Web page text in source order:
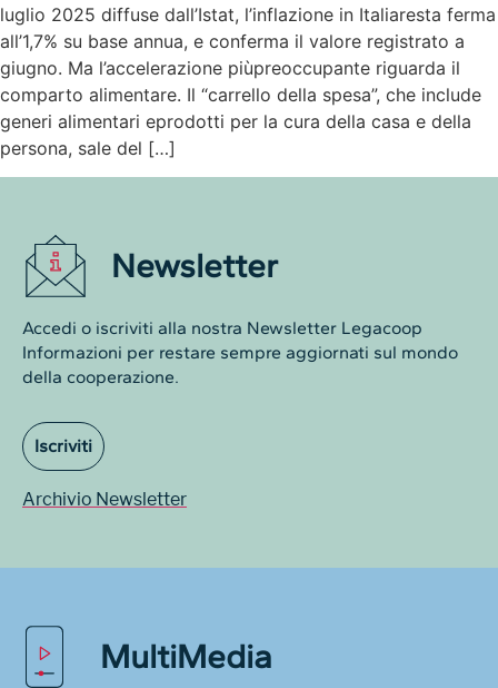
luglio 2025 diffuse dall’Istat, l’inflazione in Italiaresta ferma
all’1,7% su base annua, e conferma il valore registrato a
giugno. Ma l’accelerazione piùpreoccupante riguarda il
comparto alimentare. Il “carrello della spesa”, che include
generi alimentari eprodotti per la cura della casa e della
persona, sale del […]
Newsletter
Accedi o iscriviti alla nostra Newsletter Legacoop
Informazioni per restare sempre aggiornati sul mondo
della cooperazione.
Iscriviti
Archivio Newsletter
MultiMedia